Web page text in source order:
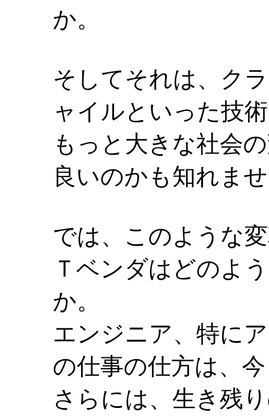
か。
そしてそれは、ク
ャイルといった技
もっと大きな社会
良いのかも知れま
では、このような
Ｔベンダはどのよ
か。
エンジニア、特に
の仕事の仕方は、
さらには、生き残